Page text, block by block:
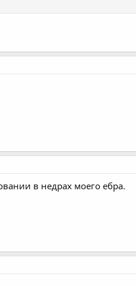
в недрах моего ебра.